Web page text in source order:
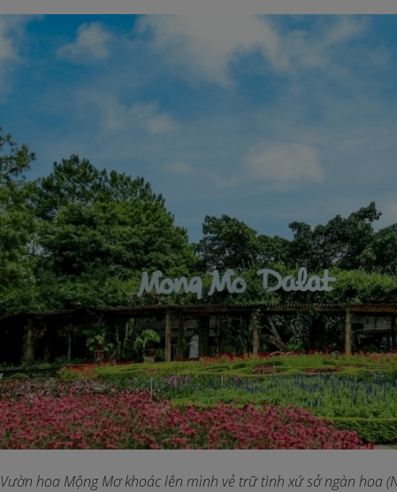
Vườn hoa Mộng Mơ khoác lên mình vẻ trữ tình xứ sở ngàn hoa